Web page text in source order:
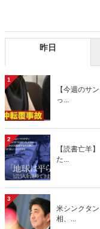
昨日
1
【今週のサ
っ...
2
【読書亡羊
た...
3
米シンクタ
相、...